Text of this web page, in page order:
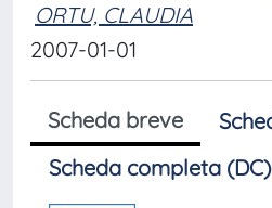
ORTU, CLAUDIA
2007-01-01
Scheda breve
Scheda completa (DC)